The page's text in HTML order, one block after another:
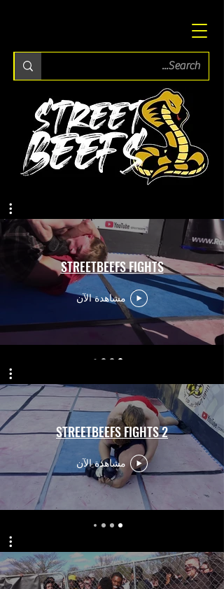
STREETBEEFS FIGHTS
مشاهدة الآن
STREETBEEFS FIGHTS 2
مشاهدة الآن